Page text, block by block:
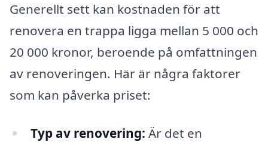
Generellt sett kan kostnaden för att
renovera en trappa ligga mellan 5 000 och
20 000 kronor, beroende på omfattningen
av renoveringen. Här är några faktorer
som kan påverka priset:
Typ av renovering: Är det en